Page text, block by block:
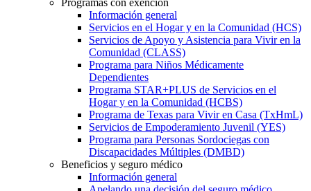
Información general
Servicios en el Hogar y en la Comunidad (HCS)
Servicios de Apoyo y Asistencia para Vivir en la
Comunidad (CLASS)
Programa para Niños Médicamente
Dependientes
Programa STAR+PLUS de Servicios en el
Hogar y en la Comunidad (HCBS)
Programa de Texas para Vivir en Casa (TxHmL)
Servicios de Empoderamiento Juvenil (YES)
Programa para Personas Sordociegas con
Discapacidades Múltiples (DMBD)
Beneficios y seguro médico
Información general